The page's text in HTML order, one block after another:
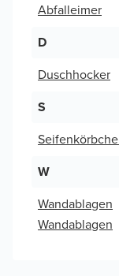
Abfalleimer
D
Duschhocker
S
W
Wandablagen
Wandablagen